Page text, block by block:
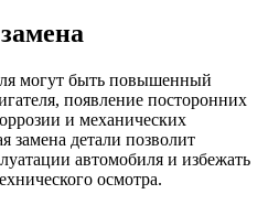
могут быть повышенный
появление посторонних
и механических
замена детали позволит
автомобиля и избежать
осмотра.